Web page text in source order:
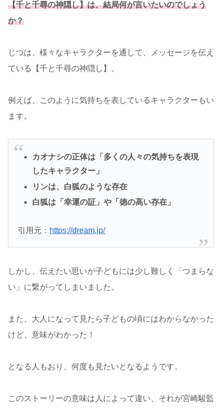
【千と千尋の神隠し】は、結局何が言いたいのでしょう
か？
じつは、様々なキャラクターを通して、メッセージを伝え
ている【千と千尋の神隠し】。
例えば、このように気持ちを表しているキャラクターもい
ます。
カオナシの正体は「多くの人々の気持ちを表現
したキャラクター」
リンは、白狐のような存在
白狐は「幸運の証」や「徳の高い存在」
引用元： https://dream.jp/
しかし、伝えたい思いが子どもには少し難しく「つまらな
い」に繋がってしまいました。
また、大人になって見たら子どもの頃にはわからなかった
けど、意味がわかった！
となる人もおり、何度も見たいとなるようです。
このストーリーの意味は人によって違い、それが宮崎駿監